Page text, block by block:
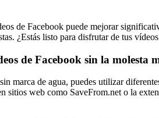
de Facebook puede mejorar
¿Estás listo para disfrutar de tus
de Facebook sin la molesta
marca de agua, puedes utilizar
sitios web como SaveFrom.net o la